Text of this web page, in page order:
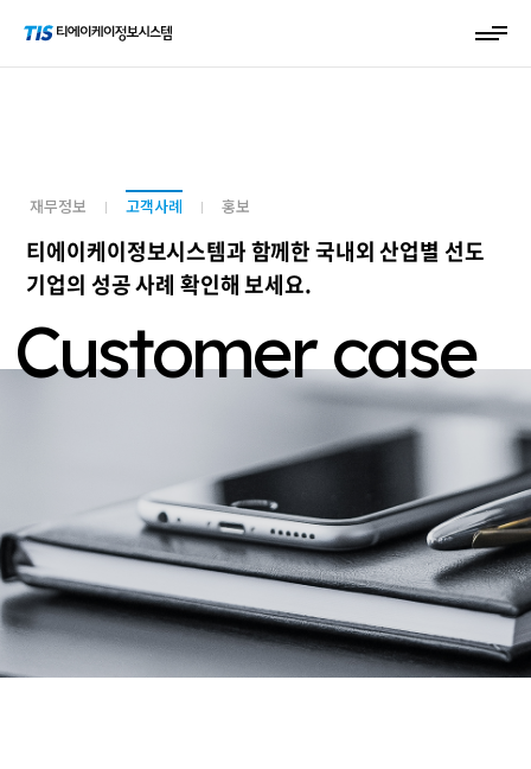
재무정보 고객사례 홍보
티에이케이정보시스템과 함께한 국내외 산업별 선도
기업의 성공 사례 확인해 보세요.
Customer case